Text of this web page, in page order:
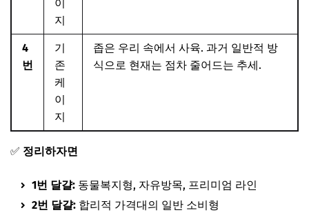
이
지
4
번
기
존
케
이
지
좁은 우리 속에서 사육. 과거 일반적 방
식으로 현재는 점차 줄어드는 추세.
✅ 정리하자면
1번 달걀: 동물복지형, 자유방목, 프리미엄 라인
2번 달걀: 합리적 가격대의 일반 소비형